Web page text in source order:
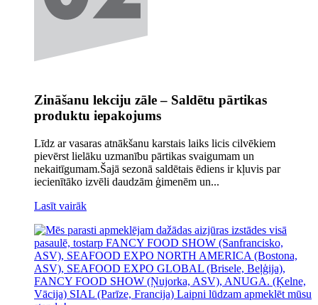
Zināšanu lekciju zāle – Saldētu pārtikas
produktu iepakojums
Līdz ar vasaras atnākšanu karstais laiks licis cilvēkiem
pievērst lielāku uzmanību pārtikas svaigumam un
nekaitīgumam.Šajā sezonā saldētais ēdiens ir kļuvis par
iecienītāko izvēli daudzām ģimenēm un...
Lasīt vairāk